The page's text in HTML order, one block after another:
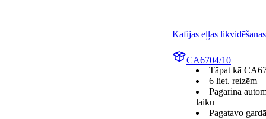
Kafijas eļļas
CA6704/10
Tāpat kā
6 liet. reizēm
Pagarina
laiku
Pagatavo